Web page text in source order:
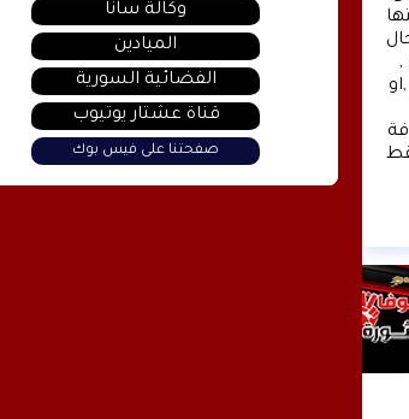
وكالة سانا
الميادين
الفضائية السورية
قناة عشتار يوتيوب
صفحتنا على فيس بوك